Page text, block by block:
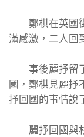
鄭棋在英國街
滿感激，二人回
事後麗抒留了
國，鄭棋見麗抒
抒回國的事情說
麗抒回國與杉